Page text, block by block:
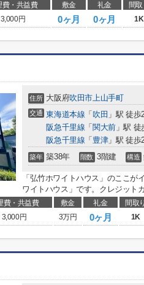
費・共益費 敷金 礼金 間取
3,000円 0ヶ月 0ヶ月 1K
住所 大阪府吹田市上山手町
交通 東海道本線 「 吹田 」駅 徒歩
阪急千里線 「 関大前」駅 徒
阪急千里線 「 豊津」駅 徒歩
築年 築38年 階数 3階建 構造
「弘竹ホワイトハウス」のここ
ワイトハウス」です。クレジット
費・共益費 敷金 礼金 間取り
3,000円 3万円 0ヶ月 1K